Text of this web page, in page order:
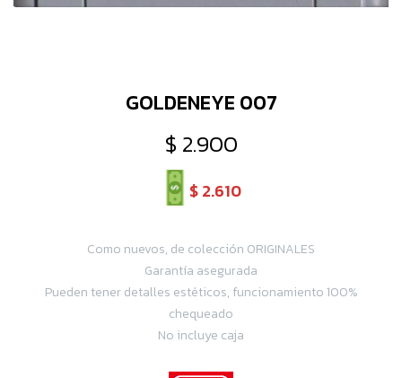
GOLDENEYE 007
$ 2.900
$2.610
Como nuevos, de colección ORIGINALES
Garantía asegurada
Pueden tener detalles estéticos, funcionamiento 100%
chequeado
No incluye caja